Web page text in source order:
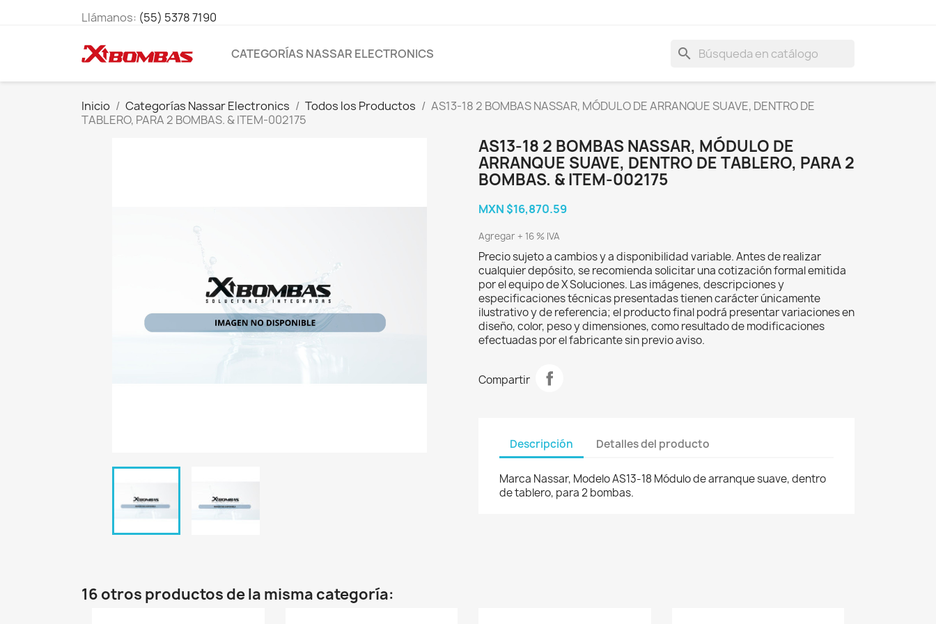
Llámanos: (55) 5378 7190
CATEGORÍAS NASSAR ELECTRONICS search
Inicio Categorías Nassar Electronics Todos los Productos
AS13-18 2 BOMBAS NASSAR, MÓDULO DE ARRANQUE SUAVE, DENTRO DE
TABLERO, PARA 2 BOMBAS. & ITEM-002175
AS13-18 2 BOMBAS NASSAR, MÓDULO DE
ARRANQUE SUAVE, DENTRO DE TABLERO, PARA 2
BOMBAS. & ITEM-002175
MXN $16,870.59
Agregar + 16 % IVA
Precio sujeto a cambios y a disponibilidad variable. Antes de realizar
cualquier depósito, se recomienda solicitar una cotización formal emitida
por el equipo de X Soluciones. Las imágenes, descripciones y
especificaciones técnicas presentadas tienen carácter únicamente
ilustrativo y de referencia; el producto final podrá presentar variaciones en
diseño, color, peso y dimensiones, como resultado de modificaciones
efectuadas por el fabricante sin previo aviso.
Compartir
Descripción Detalles del producto
Marca Nassar, Modelo AS13-18 Módulo de arranque suave, dentro
de tablero, para 2 bombas.
16 otros productos de la misma categoría: